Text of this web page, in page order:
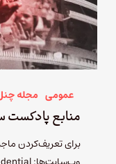
عمومی مجله
منابع پادکست
برای تعریف‌کردن